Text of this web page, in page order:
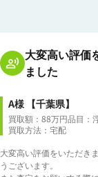
大変高い評価
ました
A様 【千葉県】
買取額：88万円品目：
買取方法：宅配
大変高い評価をいただき
うございます。